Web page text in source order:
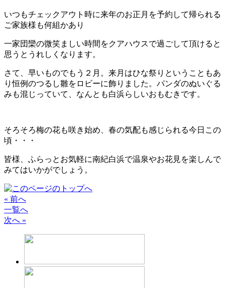
いつもチェックアウト時に来年のお正月を予約して帰られる
ご家族様も何組かあり
一家団欒の微笑ましい時間をクアハウスで過ごして頂けると
思うとうれしくなります。
さて、早いものでもう２月。来月はひな祭りということもあ
り恒例のつるし雛をロビーに飾りました。パンダのぬいぐる
みも混じっていて、なんとも白浜らしいおもむきです。
そろそろ梅の花も咲き始め、春の気配も感じられる今日この
頃・・・
皆様、ふらっとお気軽に南紀白浜で温泉やお花見を楽しんで
みてはいかがでしょう。
« 前へ
一覧へ
次へ »